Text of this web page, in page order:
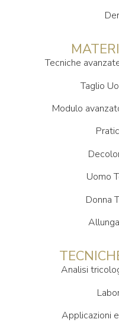
Tecniche
Taglio
Modulo
Uomo
Donna
Analisi
Applicazioni